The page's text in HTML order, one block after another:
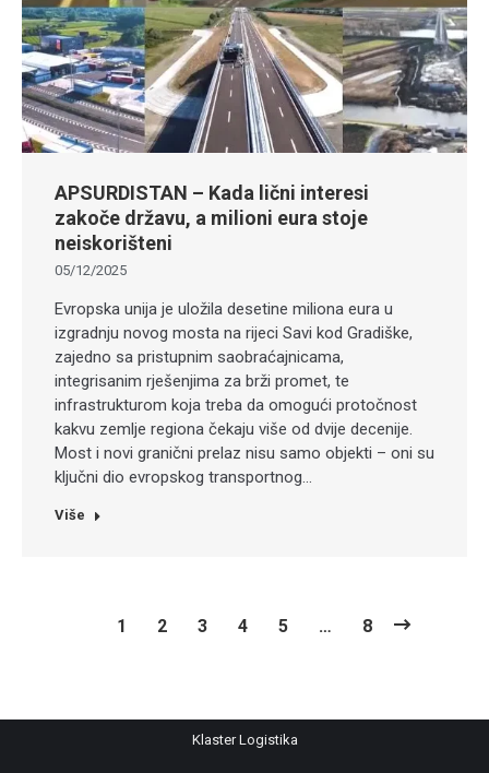
APSURDISTAN – Kada lični interesi
zakoče državu, a milioni eura stoje
neiskorišteni
05/12/2025
Evropska unija je uložila desetine miliona eura u
izgradnju novog mosta na rijeci Savi kod Gradiške,
zajedno sa pristupnim saobraćajnicama,
integrisanim rješenjima za brži promet, te
infrastrukturom koja treba da omogući protočnost
kakvu zemlje regiona čekaju više od dvije decenije.
Most i novi granični prelaz nisu samo objekti – oni su
ključni dio evropskog transportnog…
Više
1 2 3 4 5 … 8
Klaster Logistika